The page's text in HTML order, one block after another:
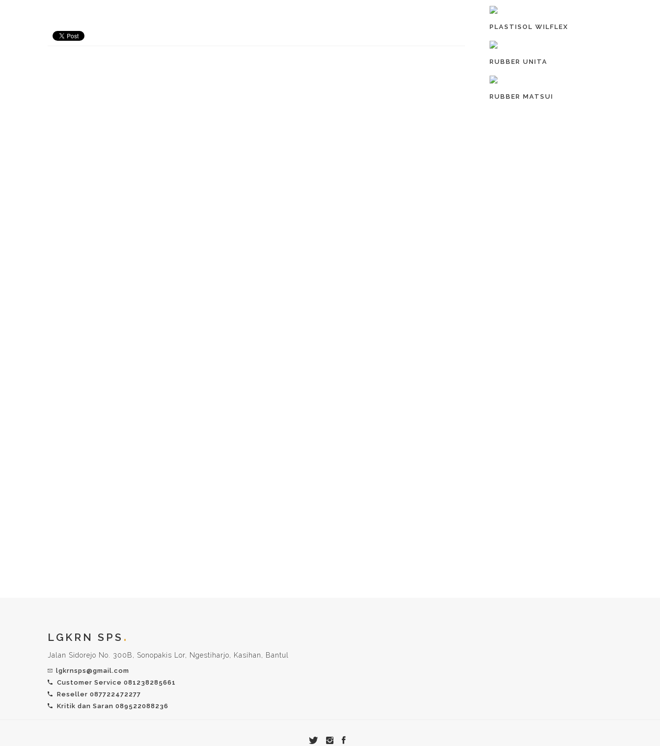
PLASTISOL WILFLEX
RUBBER UNITA
RUBBER MATSUI
LGKRN SPS
Jalan Sidorejo No. 300B, Sonopakis Lor, Ngestiharjo, Kasihan, Bantul
lgkrnsps@gmail.com
Customer Service 081238285661
Reseller 087722472277
Kritik dan Saran 089522088236